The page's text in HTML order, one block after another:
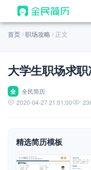
首页
AI 生成简历
AI 优化简历
AI 翻译简历
AI 模拟面试
面试自我介绍
首页 职场攻略 正文
大学生职场求
全
全民简历
2020-04-27 21:01:00
精选简历模板